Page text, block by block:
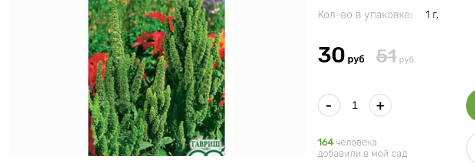
Кол-во в упаковке:
1 г.
30 руб 51 руб
- +
164 человека
добавили в мой сад